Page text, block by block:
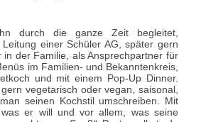
durch die ganze Zeit begleitet,
einer Schüler AG, später gern
in der Familie, als Ansprechpartner für
im Familien- und Bekanntenkreis,
und mit einem Pop-Up Dinner.
vegetarisch oder vegan, saisonal,
seinen Kochstil umschreiben. Mit
er will und vor allem, was seine